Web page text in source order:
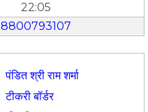
22:05
8800793107
पंडित श्री राम शर्मा
टीकरी बॉर्डर